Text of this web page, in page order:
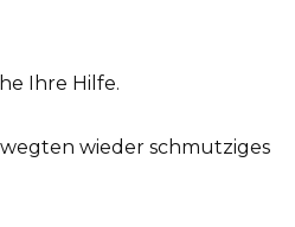
Ihre Hilfe.
wieder schmutziges